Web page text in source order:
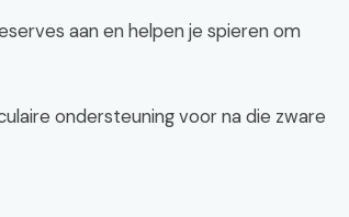
aan en helpen je spieren om
ondersteuning voor na die zware